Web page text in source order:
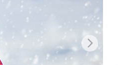
AI-træningsdata